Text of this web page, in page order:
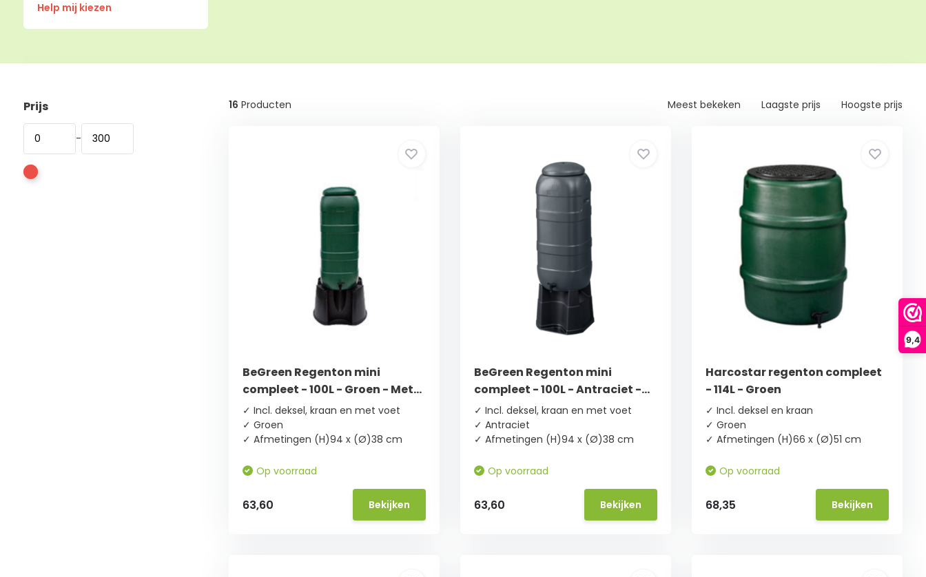
9,4
Help mij kiezen
Prijs
-
16 Producten Meest bekeken Laagste prijs Hoogste prijs
BeGreen Regenton mini
compleet - 100L - Groen - Met
gratis voet!
✓ Incl. deksel, kraan en met voet
✓ Groen
✓ Afmetingen (H)94 x (Ø)38 cm
Op voorraad
63,60 Bekijken
BeGreen Regenton mini
compleet - 100L - Antraciet -
Met gratis voet!
✓ Incl. deksel, kraan en met voet
✓ Antraciet
✓ Afmetingen (H)94 x (Ø)38 cm
Op voorraad
63,60 Bekijken
Harcostar regenton compleet
- 114L - Groen
✓ Incl. deksel en kraan
✓ Groen
✓ Afmetingen (H)66 x (Ø)51 cm
Op voorraad
68,35 Bekijken